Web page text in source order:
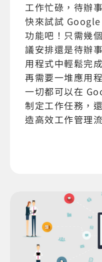
工作忙碌，待辦
快來試試
功能吧！只需幾
議安排還是待辦
用程式中輕鬆完
再需要一堆應用
一切都可以在
制定工作任務，
造高效工作管理